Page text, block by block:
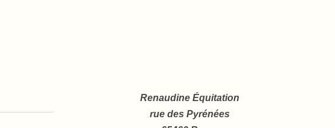
Renaudine Équitation
rue des Pyrénées